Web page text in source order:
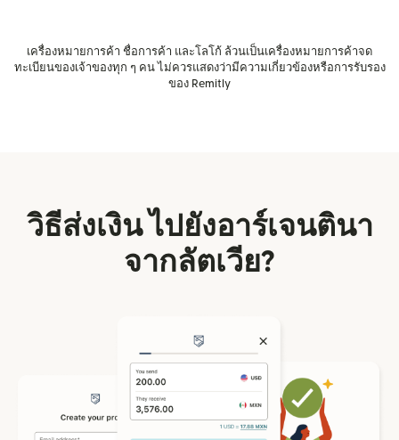
เครื่องหมายการค้า ชื่อการค้า และโลโก้ ล้วนเป็นเครื่องหมายการค้าจด
ทะเบียนของเจ้าของทุก ๆ คน ไม่ควรแสดงว่ามีความเกี่ยวข้องหรือการรับรอง
ของ Remitly
วิธีส่งเงิน ไปยังอาร์เจนตินา
จากลัตเวีย?